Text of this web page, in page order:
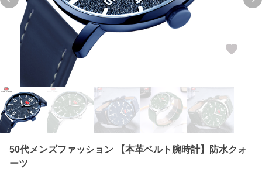
Previous slide
50代メンズファッション 【本革ベルト腕時計】防水クォ
ーツ